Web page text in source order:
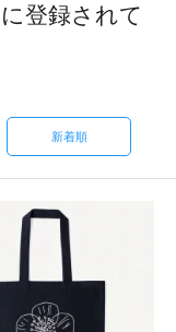
登録されて
新着順